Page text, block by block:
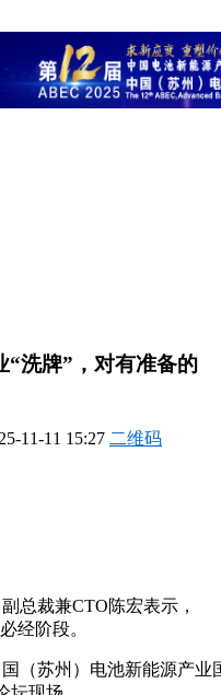
“洗牌”，对有准备的
11-11 15:27 二维码
总裁兼CTO陈宏表示，
经阶段。